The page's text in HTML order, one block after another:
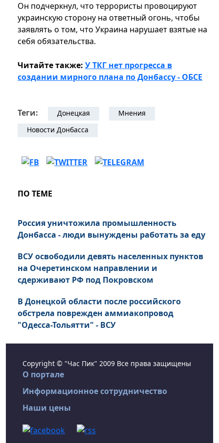
Он подчеркнул, что террористы провоцируют
украинскую сторону на ответный огонь, чтобы
заявлять о том, что Украина нарушает взятые на
себя обязательства.
Читайте также: У ТКГ нет прогресса в
создании мирного плана по Донбассу - ОБСЕ
Теги: Донецкая
Мнения
Новости Донбасса
ПО ТЕМЕ
Россия уничтожила промышленность
Донбасса - люди вынуждены работать за еду
ВСУ освободили девять населенных пунктов
на Очеретинском направлении и
сдерживают РФ под Покровском
В Донецкой области после российского
обстрела поврежден аммиакопровод
"Одесса-Тольятти" - ВСУ
Copyright © "Час Пик" 2009 Все права защищены
О портале
Информационное сотрудничество
Наши цены